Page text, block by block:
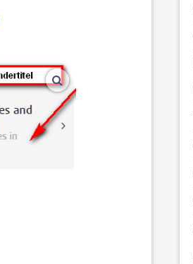
vergroot afbeeldingen